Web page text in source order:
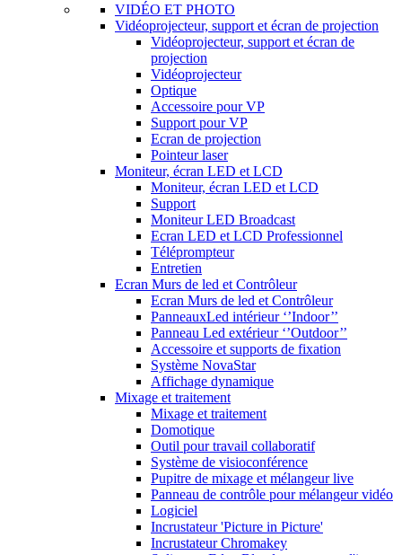
VIDÉO ET PHOTO
Vidéoprojecteur, support et écran de projection
Vidéoprojecteur, support et écran de
projection
Vidéoprojecteur
Optique
Accessoire pour VP
Support pour VP
Ecran de projection
Pointeur laser
Moniteur, écran LED et LCD
Moniteur, écran LED et LCD
Support
Moniteur LED Broadcast
Ecran LED et LCD Professionnel
Téléprompteur
Entretien
Ecran Murs de led et Contrôleur
Ecran Murs de led et Contrôleur
PanneauxLed intérieur ‘’Indoor’’
Panneau Led extérieur ‘’Outdoor’’
Accessoire et supports de fixation
Système NovaStar
Affichage dynamique
Mixage et traitement
Mixage et traitement
Domotique
Outil pour travail collaboratif
Système de visioconférence
Pupitre de mixage et mélangeur live
Panneau de contrôle pour mélangeur vidéo
Logiciel
Incrustateur 'Picture in Picture'
Incrustateur Chromakey